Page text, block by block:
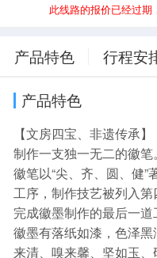
此线路的报价已经过期
产品特色 行程安
产品特色
【文房四宝、非遗传承】
制作一支独一无二的徽笔。
徽笔以“尖、齐、圆、健
工序，制作技艺被列入第
完成徽墨制作的最后一
徽墨有落纸如漆，色泽
来清、嗅来馨、坚如玉